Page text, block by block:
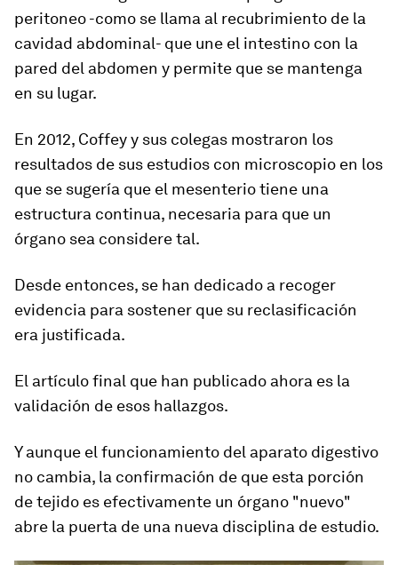
peritoneo-como se llama al recubrimiento de la
cavidad abdominal- que une el intestino con la
pared del abdomen y permite que se mantenga
en su lugar.
En 2012, Coffey y sus colegas mostraron los
resultados de sus estudios con microscopio en los
que se sugería que el mesenterio tiene una
estructura continua, necesaria para que un
órgano sea considere tal.
Desde entonces, se han dedicado a recoger
evidencia para sostener que su reclasificación
era justificada.
El artículo final que han publicado ahora es la
validación de esos hallazgos.
Y aunque el funcionamiento del aparato digestivo
no cambia, la confirmación de que esta porción
de tejido es efectivamente un órgano "nuevo"
abre la puerta de una nueva disciplina de estudio.